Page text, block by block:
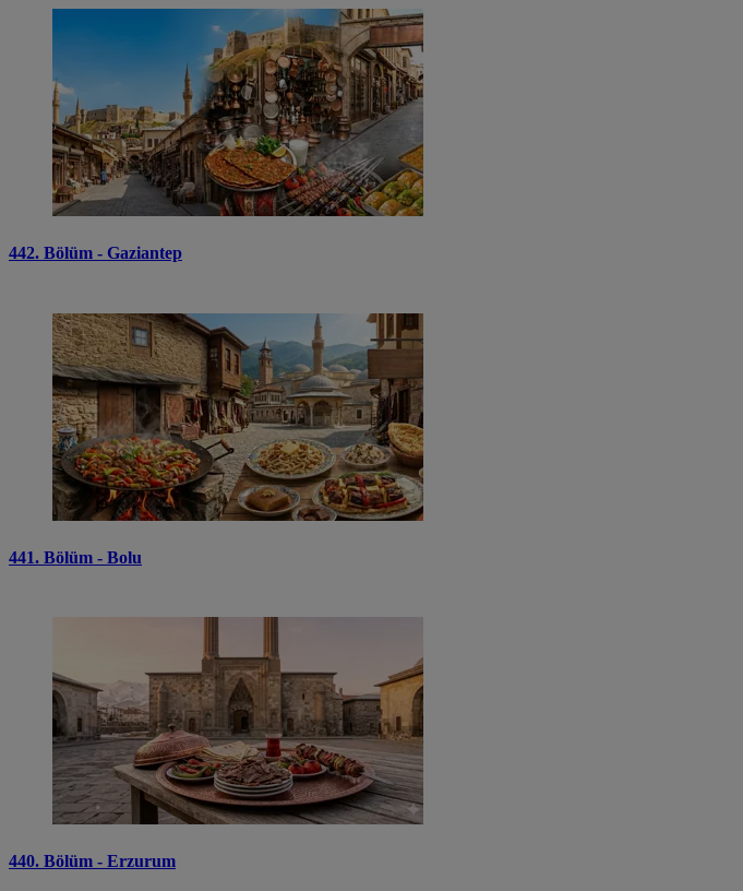
442. Bölüm - Gaziantep
441. Bölüm - Bolu
440. Bölüm - Erzurum